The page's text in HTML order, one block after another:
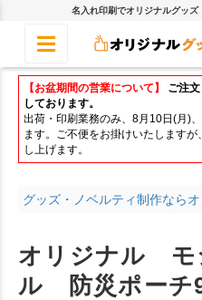
名入れ印刷でオリジナルグッズ
【お盆期間の営業について】
ご注
しております。
出荷・印刷業務のみ、8月10日(月)
ます。ご不便をお掛けいたします
し上げます。
グッズ・ノベルティ制作なら
オリジナル モ
ル 防災ポーチ